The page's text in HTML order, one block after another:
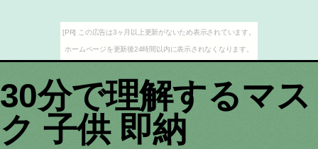
[PR] この広告は3ヶ月以上更新がないため表示されています。
ホームページを更新後24時間以内に表示されなくなります。
30分で理解するマス
ク 子供 即納